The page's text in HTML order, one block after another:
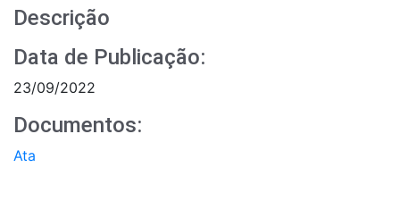
Descrição
Data de Publicação:
23/09/2022
Documentos:
Ata